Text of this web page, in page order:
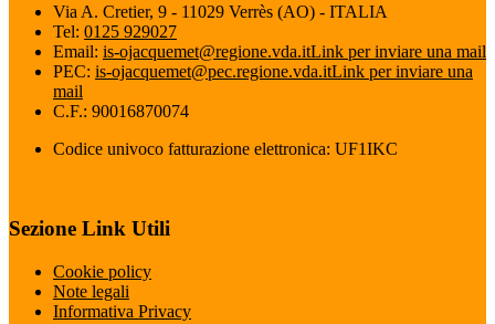
Via A. Cretier, 9 - 11029 Verrès (AO) - ITALIA
Tel: 0125 929027
Email: is-ojacquemet@regione.vda.itLink per inviare una mail
PEC: is-ojacquemet@pec.regione.vda.itLink per inviare una
mail
C.F.: 90016870074
Codice univoco fatturazione elettronica: UF1IKC
Sezione Link Utili
Cookie policy
Note legali
Informativa Privacy